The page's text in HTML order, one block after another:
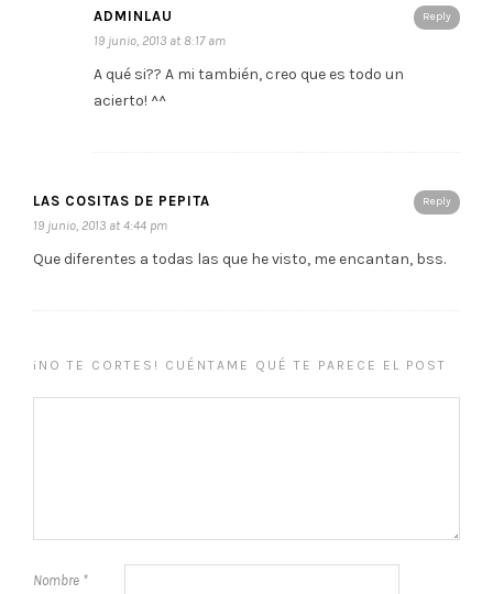
Reply
ADMINLAU
19 junio, 2013 at 8:17 am
A qué si?? A mi también, creo que es todo un
acierto! ^^
Reply
LAS COSITAS DE PEPITA
19 junio, 2013 at 4:44 pm
Que diferentes a todas las que he visto, me encantan, bss.
¡NO TE CORTES! CUÉNTAME QUÉ TE PARECE EL POST
Nombre *